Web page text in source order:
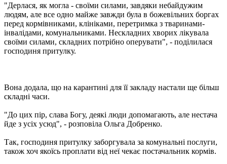
"Дерлася, як могла - своїми силами, завдяки небайдужим
людям, але все одно майже завжди була в божевільних боргах
перед кормівниками, клініками, перетримка з тваринами-
інвалідами, комунальниками. Нескладних хворих лікувала
своїми силами, складних потрібно оперувати", - поділилася
господиня притулку.
Вона додала, що на карантині для її закладу настали ще більш
складні часи.
"До цих пір, слава Богу, деякі люди допомагають, але нестача
йде з усіх усюд", - розповіла Ольга Добренко.
Так, господиня притулку заборгувала за комунальні послуги,
також хоч якоїсь проплати від неї чекає постачальник кормів.